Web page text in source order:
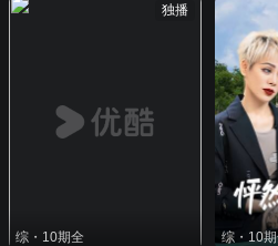
独播
综・10期全 综・10